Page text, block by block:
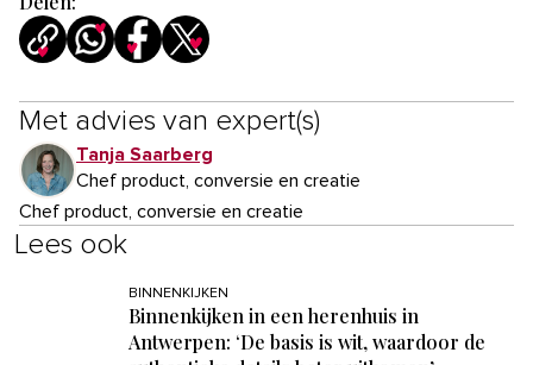
Met advies van expert(s)
Tanja Saarberg
Chef product, conversie en creatie
Chef product, conversie en creatie
Lees ook
BINNENKIJKEN
Binnenkijken in een herenhuis in
Antwerpen: ‘De basis is wit, waardoor de